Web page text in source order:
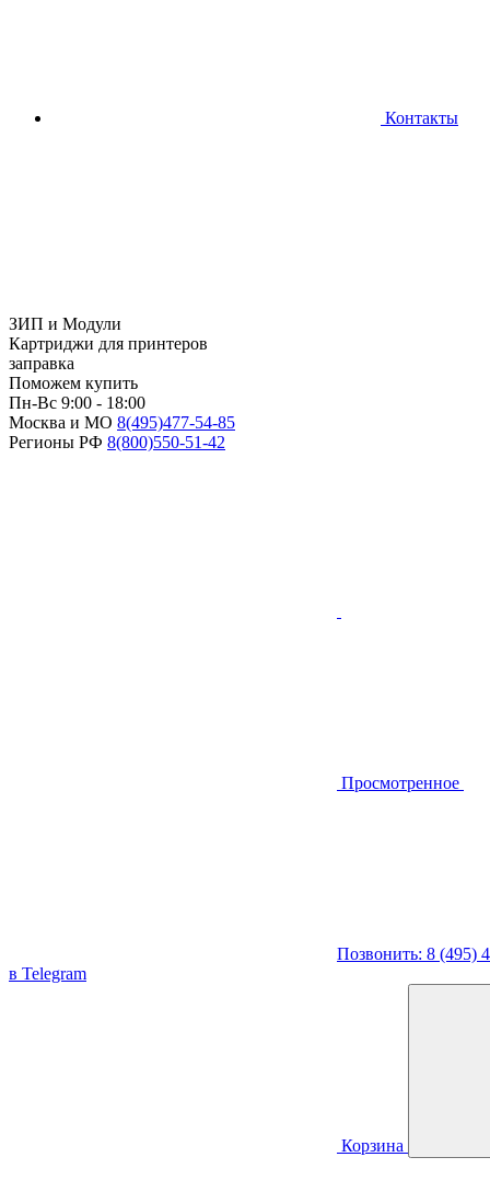
Контакты
ЗИП и Модули
Картриджи для принтеров
заправка
Поможем купить
Пн-Вс 9:00 - 18:00
Москва и МО 8(495)477-54-85
Регионы РФ 8(800)550-51-42
Просмотренное
Позвонить: 8 (495)
в Telegram
Корзина